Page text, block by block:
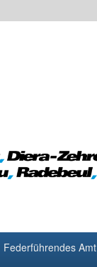
Federführendes Amt